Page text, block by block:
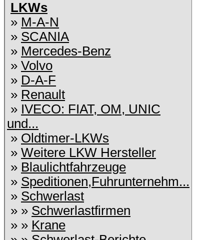
LKWs
» M-A-N
» SCANIA
» Mercedes-Benz
» Volvo
» D-A-F
» Renault
» IVECO: FIAT, OM, UNIC
und...
» Oldtimer-LKWs
» Weitere LKW Hersteller
» Blaulichtfahrzeuge
» Speditionen,Fuhrunternehm...
» Schwerlast
» » Schwerlastfirmen
» » Krane